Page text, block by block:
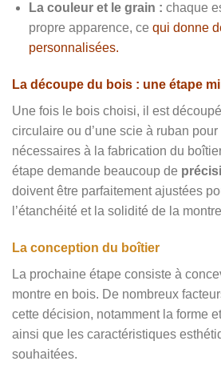
La couleur et le grain : chaque
propre apparence, ce qui donne
personnalisées.
La découpe du bois : une étape
Une fois le bois choisi, il est
circulaire ou d’une scie à ruban
nécessaires à la fabrication du
étape demande beaucoup de
doivent être parfaitement ajustées
l’étanchéité et la solidité de la
La conception du boîtier
La prochaine étape consiste à
montre en bois. De nombreux
cette décision, notamment la forme
ainsi que les caractéristiques
souhaitées.